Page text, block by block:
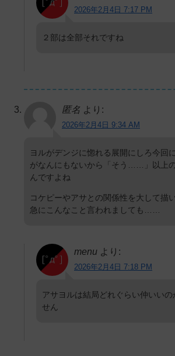
2026年2月4日 7:17 PM
２部は全部それですね
匿名 より:
2026年2月4日 9:34 AM
ヨルがデンジに惚れる展開にしろ今回
がなんにもないから「そう……」以上
んですよね
コケピーやアサとの関係性を大して描
急にこんなこと言われましても……
menu より:
2026年2月4日 7:18 PM
アサヨルは結局どれぐらい仲いいの
せん